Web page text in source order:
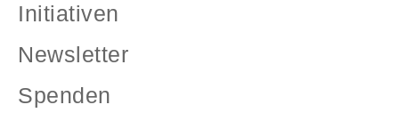
Initiativen
Newsletter
Spenden